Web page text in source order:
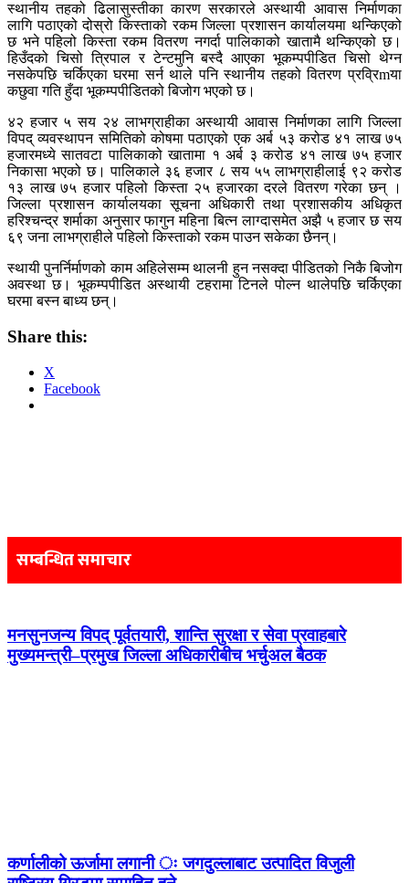
स्थानीय तहको ढिलासुस्तीका कारण सरकारले अस्थायी आवास निर्माणका
लागि पठाएको दोस्रो किस्ताको रकम जिल्ला प्रशासन कार्यालयमा थन्किएको
छ भने पहिलो किस्ता रकम वितरण नगर्दा पालिकाको खातामै थन्किएको छ।
हिउँदको चिसो त्रिपाल र टेन्टमुनि बस्दै आएका भूकम्पपीडित चिसो थेग्न
नसकेपछि चर्किएका घरमा सर्न थाले पनि स्थानीय तहको वितरण प्रव्रिmया
कछुवा गति हुँदा भूकम्पपीडितको बिजोग भएको छ।
४२ हजार ५ सय २४ लाभग्राहीका अस्थायी आवास निर्माणका लागि जिल्ला
विपद् व्यवस्थापन समितिको कोषमा पठाएको एक अर्ब ५३ करोड ४१ लाख ७५
हजारमध्ये सातवटा पालिकाको खातामा १ अर्ब ३ करोड ४१ लाख ७५ हजार
निकासा भएको छ। पालिकाले ३६ हजार ८ सय ५५ लाभग्राहीलाई ९२ करोड
१३ लाख ७५ हजार पहिलो किस्ता २५ हजारका दरले वितरण गरेका छन् ।
जिल्ला प्रशासन कार्यालयका सूचना अधिकारी तथा प्रशासकीय अधिकृत
हरिश्चन्द्र शर्माका अनुसार फागुन महिना बित्न लाग्दासमेत अझै ५ हजार छ सय
६९ जना लाभग्राहीले पहिलो किस्ताको रकम पाउन सकेका छैनन्।
स्थायी पुनर्निर्माणको काम अहिलेसम्म थालनी हुन नसक्दा पीडितको निकै बिजोग
अवस्था छ। भूकम्पपीडित अस्थायी टहरामा टिनले पोल्न थालेपछि चर्किएका
घरमा बस्न बाध्य छन्।
Share this:
X
Facebook
navigation
सम्बन्धित समाचार
मनसुनजन्य विपद् पूर्वतयारी, शान्ति सुरक्षा र सेवा प्रवाहबारे
मुख्यमन्त्री–प्रमुख जिल्ला अधिकारीबीच भर्चुअल बैठक
कर्णालीको ऊर्जामा लगानी ः जगदुल्लाबाट उत्पादित विजुली